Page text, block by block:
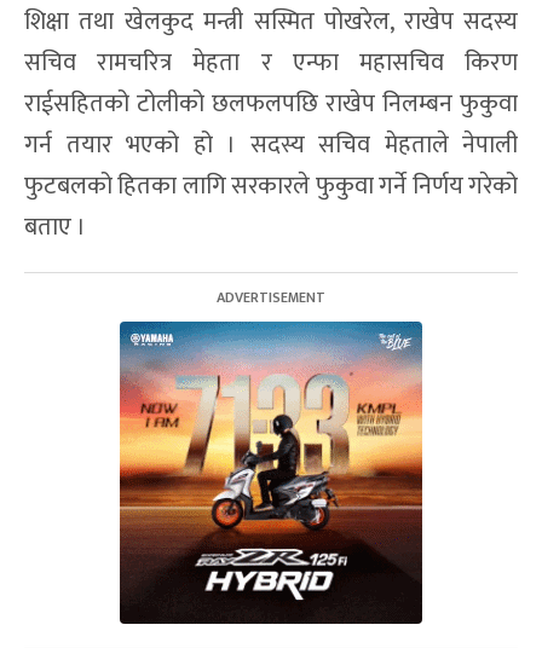
शिक्षा तथा खेलकुद मन्त्री सस्मित पोखरेल, राखेप सदस्य
सचिव रामचरित्र मेहता र एन्फा महासचिव किरण
राईसहितको टोलीको छलफलपछि राखेप निलम्बन फुकुवा
गर्न तयार भएको हो । सदस्य सचिव मेहताले नेपाली
फुटबलको हितका लागि सरकारले फुकुवा गर्ने निर्णय गरेको
बताए ।